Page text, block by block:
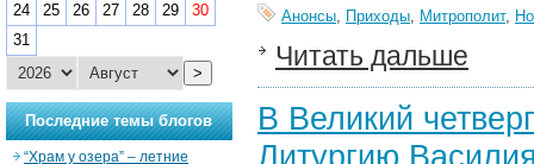
Анонсы, Приходы, Митрополит,
Читать дальше
В Великий
Литургию
24
25 26 27 28 29
30
31
>
Последние темы блогов
“Храм у озера” – летние